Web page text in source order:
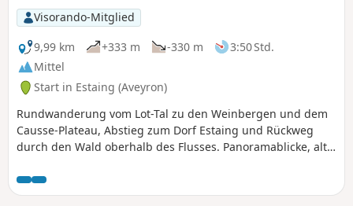
Visorando-Mitglied
9,99 km
+333 m -330 m
3:50 Std.
Mittel
Start in Estaing (Aveyron)
Rundwanderung vom Lot-Tal zu den Weinbergen und dem
Causse-Plateau, Abstieg zum Dorf Estaing und Rückweg
durch den Wald oberhalb des Flusses. Panoramablicke, alte
Weiler und Bauernhöfe, die romanische Kirche von Vinnac,
Panoramablick auf das Olt-Tal, Devèzes, Weinberge und alte